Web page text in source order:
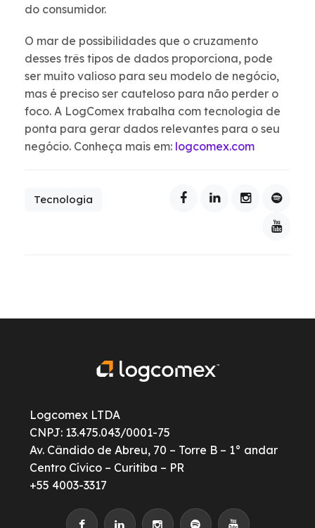
do consumidor.
O mar de possibilidades que o cruzamento
desses três tipos de dados proporciona, pode
ser muito valioso para seu modelo de negócio,
mas é preciso ser cauteloso para não perder o
foco. A LogComex trabalha com tecnologia de
ponta para gerar dados relevantes para o seu
negócio. Conheça mais em: logcomex.com
Tecnologia
Logcomex LTDA
CNPJ: 13.475.043/0001-75
Av. Cândido de Abreu, 70 – Torre B – 1° andar
Centro Cívico – Curitiba – PR
+55 4003-3317